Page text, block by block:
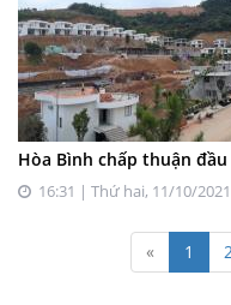
Hòa Bình chấp thuận
16:31 | Thứ hai, 11/10/2021
« 1